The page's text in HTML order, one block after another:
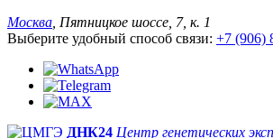
Москва , Пятницкое шоссе, 7, к. 1
Выберите удобный способ связи: +7 (906)
ДНК24 Центр генетических